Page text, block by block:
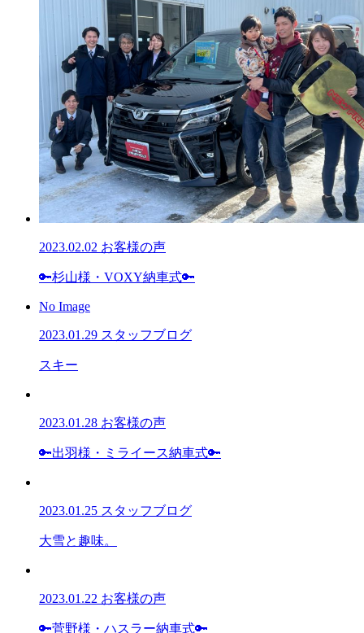
2023.02.02 お客様の声
🔑杉山様・VOXY納車式🔑
No Image
2023.01.29 スタッフブログ
スキー
2023.01.28 お客様の声
🔑出羽様・ミライース納車式🔑
2023.01.25 スタッフブログ
大雪と趣味。
2023.01.22 お客様の声
🔑菅野様・ハスラー納車式🔑